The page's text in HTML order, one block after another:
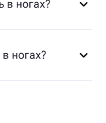
в ногах?
ногах?